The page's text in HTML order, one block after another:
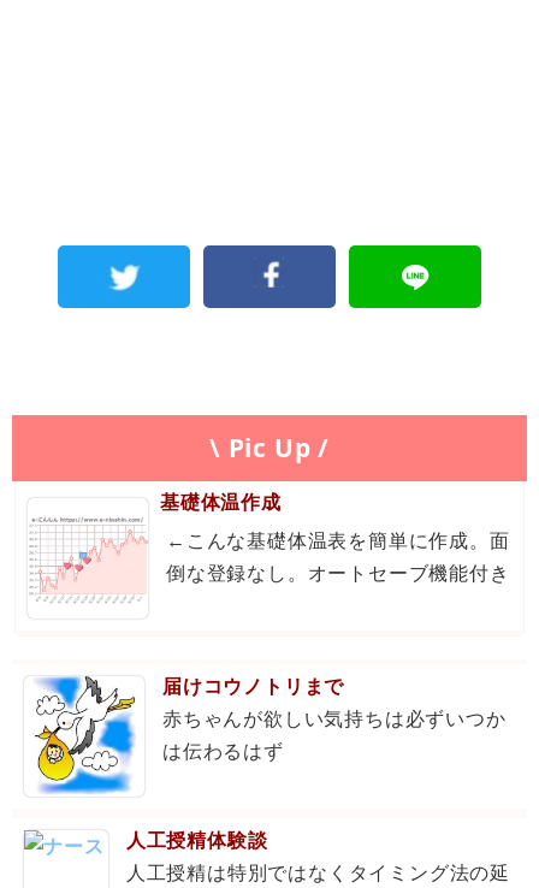
\ Pic Up /
基礎体温作成
←こんな基礎体温表を簡単に作成。面
倒な登録なし。オートセーブ機能付き
届けコウノトリまで
赤ちゃんが欲しい気持ちは必ずいつか
は伝わるはず
人工授精体験談
人工授精は特別ではなくタイミング法の延